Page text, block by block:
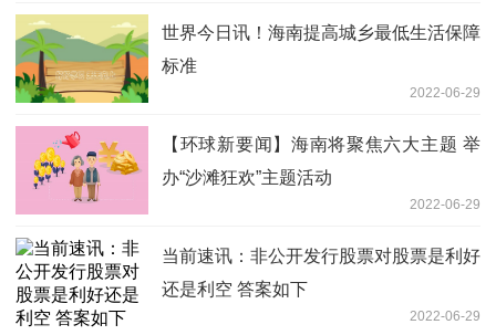
世界今日讯！海南提高城乡最低生活保障
标准
2022-06-29
【环球新要闻】海南将聚焦六大主题 举
办“沙滩狂欢”主题活动
2022-06-29
当前速讯：非公开发行股票对股票是利好
还是利空 答案如下
2022-06-29